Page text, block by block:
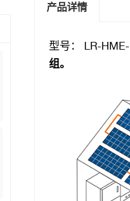
产品详情
型号： LR-
组。